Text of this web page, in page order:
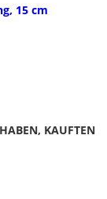
15 cm
KAUFTEN